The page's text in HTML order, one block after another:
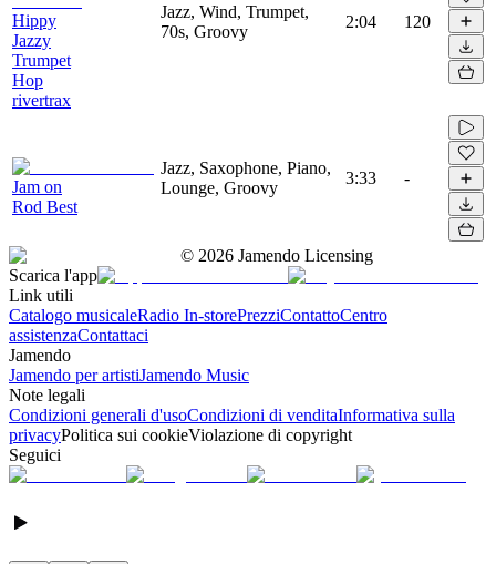
Hippy
Jazzy
Trumpet
Hop
rivertrax
Jazz, Wind, Trumpet,
70s, Groovy
2:04 120
Jam on
Rod Best
Jazz, Saxophone, Piano,
Lounge, Groovy
3:33 -
© 2026 Jamendo Licensing
Scarica l'app
Link utili
Catalogo musicaleRadio In-storePrezziContattoCentro
assistenzaContattaci
Jamendo
Jamendo per artistiJamendo Music
Note legali
Condizioni generali d'usoCondizioni di venditaInformativa sulla
privacyPolitica sui cookieViolazione di copyright
Seguici